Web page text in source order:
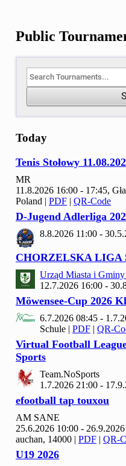
Public
Today
Tenis Stołowy 11.08.
MR
11.8.2026 16:00 - 17:45,
Poland | PDF | QR-Code
D-Jugend Adlerliga
8.8.2026 11:00 -
CHORZELSKA LIGA
Urząd Miasta i
12.7.2026 16:00 -
Möwensee-Cup 2026
6.7.2026 08:45 -
Schule | PDF | QR-
Virtual Football
Sports
Team.NoSports
1.7.2026 21:00 -
efootball tap touxou
AM SANE
25.6.2026 10:00 -
auchan, 14000
PDF QR-
U19 2026